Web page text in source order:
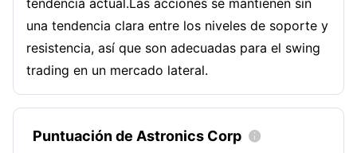
tendencia actual.Las acciones se mantienen sin
una tendencia clara entre los niveles de soporte y
resistencia, así que son adecuadas para el swing
trading en un mercado lateral.
Puntuación de Astronics Corp 